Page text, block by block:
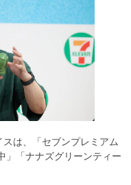
は、「セブンプレミアム
」「ナナズグリーンティー